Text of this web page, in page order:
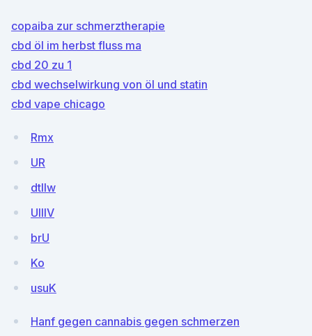
copaiba zur schmerztherapie
cbd öl im herbst fluss ma
cbd 20 zu 1
cbd wechselwirkung von öl und statin
cbd vape chicago
Rmx
UR
dtllw
UIlIV
brU
Ko
usuK
Hanf gegen cannabis gegen schmerzen